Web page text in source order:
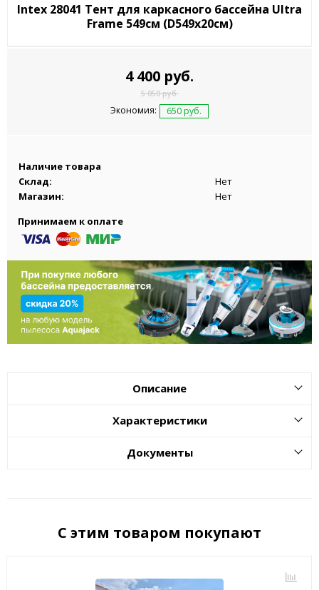
Intex 28041 Тент для каркасного бассейна Ultra
Frame 549см (D549х20см)
4 400 руб.
5 050 руб.
Экономия: 650 руб.
Наличие товара
Склад:
Нет
Магазин:
Нет
Принимаем к оплате
Описание
Характеристики
Документы
С этим товаром покупают